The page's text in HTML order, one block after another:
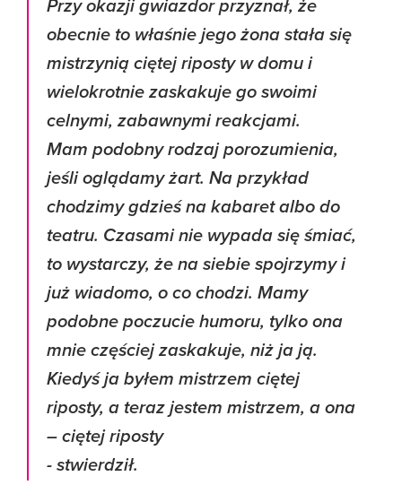
Przy okazji gwiazdor przyznał, że
obecnie to właśnie jego żona stała się
mistrzynią ciętej riposty w domu i
wielokrotnie zaskakuje go swoimi
celnymi, zabawnymi reakcjami.
Mam podobny rodzaj porozumienia,
jeśli oglądamy żart. Na przykład
chodzimy gdzieś na kabaret albo do
teatru. Czasami nie wypada się śmiać,
to wystarczy, że na siebie spojrzymy i
już wiadomo, o co chodzi. Mamy
podobne poczucie humoru, tylko ona
mnie częściej zaskakuje, niż ja ją.
Kiedyś ja byłem mistrzem ciętej
riposty, a teraz jestem mistrzem, a ona
– ciętej riposty
- stwierdził.